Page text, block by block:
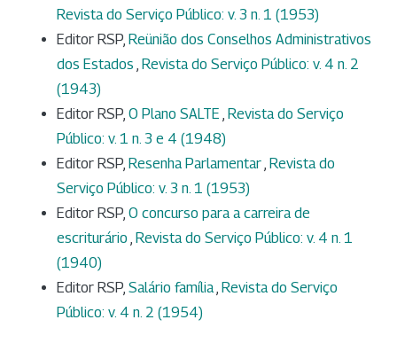
Revista do Serviço Público: v. 3 n. 1 (1953)
Editor RSP, Reünião dos Conselhos Administrativos
dos Estados , Revista do Serviço Público: v. 4 n. 2
(1943)
Editor RSP, O Plano SALTE , Revista do Serviço
Público: v. 1 n. 3 e 4 (1948)
Editor RSP, Resenha Parlamentar, Revista do
Serviço Público: v. 3 n. 1 (1953)
Editor RSP, O concurso para a carreira de
escriturário , Revista do Serviço Público: v. 4 n. 1
(1940)
Editor RSP, Salário família, Revista do Serviço
Público: v. 4 n. 2 (1954)